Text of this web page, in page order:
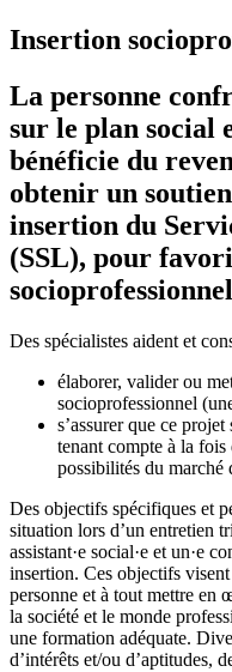
Insertion
La personne
sur le plan social
bénéficie du
obtenir un
insertion du
(SSL), pour
Des spécialistes aident et
élaborer, valider ou
socioprofessionnel
s’assurer que ce
tenant compte à la fois
possibilités du marché
Des objectifs spécifiques et
situation lors d’un entretien
assistant·e social·e et un·e
insertion. Ces objectifs
personne et à tout mettre en
la société et le monde
une formation adéquate.
d’intérêts et/ou d’aptitudes,